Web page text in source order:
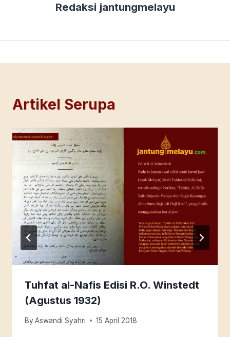
Redaksi jantungmelayu
Artikel Serupa
Tuhfat al-Nafis Edisi R.O. Winstedt
(Agustus 1932)
By Aswandi Syahri 15 April 2018